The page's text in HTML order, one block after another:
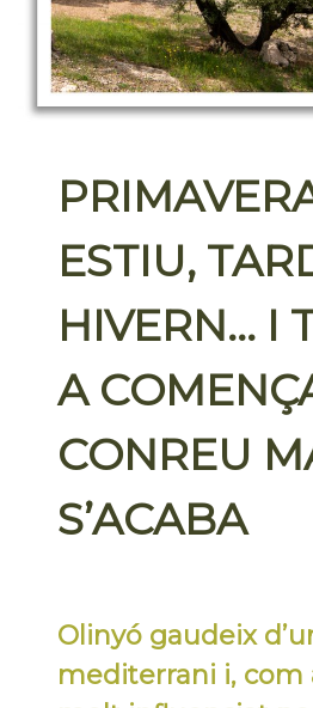
ESTIU,
HIVERN… I
A
CONREU
S’ACABA
Olinyó gaudeix
mediterrani i, com